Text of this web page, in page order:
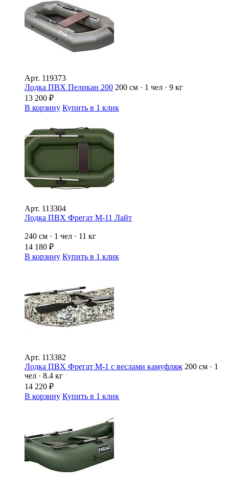
Арт. 119373
Лодка ПВХ Пеликан 200 200 см · 1 чел · 9 кг
13 200 ₽
В корзину Купить в 1 клик
Арт. 113304
Лодка ПВХ Фрегат М-11 Лайт
240 см · 1 чел · 11 кг
14 180 ₽
В корзину Купить в 1 клик
Арт. 113382
Лодка ПВХ Фрегат М-1 с веслами камуфляж 200 см · 1
чел · 8.4 кг
14 220 ₽
В корзину Купить в 1 клик